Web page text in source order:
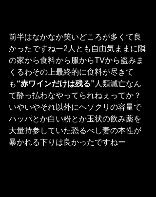
前半はなかなか笑いどころが多くて良
かったですねー2人とも自由気ままに隣
の家から食料から服からTVから盗みま
くるわその上最終的に食料が尽きて
も“赤ワインだけは残る” 人類滅亡なん
て酔っ払わなやってられねぇってか？
いやいやそれ以外にヘソクリの容量で
ハッパとか白い粉とか玉状の飲み薬を
大量持参していた恐るべし妻の本性が
暴かれる下りは良かったですねー